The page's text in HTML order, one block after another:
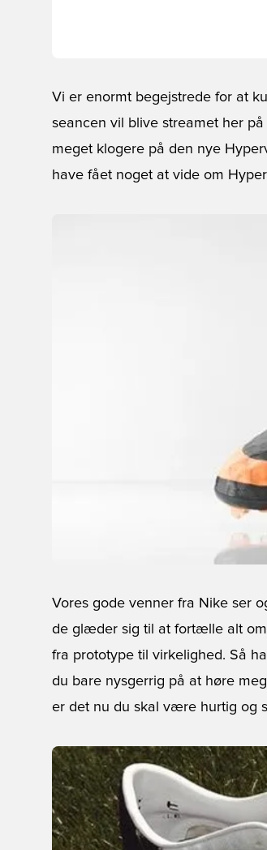
Vi er enormt begejstrede for at
seancen vil blive streamet her
meget klogere på den nye
have fået noget at vide om
Vores gode venner fra Nike ser
de glæder sig til at fortælle alt
fra prototype til virkelighed. Så
du bare nysgerrig på at høre
er det nu du skal være hurtig og